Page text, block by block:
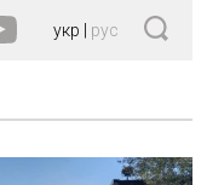
укр рус